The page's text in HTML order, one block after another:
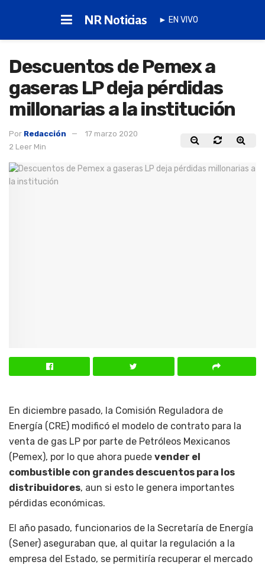
NR Noticias ► EN VIVO
Descuentos de Pemex a
gaseras LP deja pérdidas
millonarias a la institución
Por Redacción
17 marzo 2020
2 Leer Min
En diciembre pasado, la Comisión Reguladora de
Energía (CRE) modificó el modelo de contrato para la
venta de gas LP por parte de Petróleos Mexicanos
(Pemex), por lo que ahora puede vender el
combustible con grandes descuentos para los
distribuidores, aun si esto le genera importantes
pérdidas económicas.
El año pasado, funcionarios de la Secretaría de Energía
(Sener) aseguraban que, al quitar la regulación a la
empresa del Estado, se permitiría recuperar el mercado